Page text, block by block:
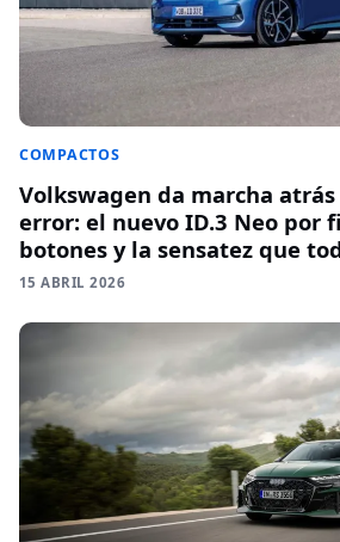
COMPACTOS
Volkswagen da marcha
error: el nuevo ID.3 Neo por
botones y la sensatez que
15 ABRIL 2026